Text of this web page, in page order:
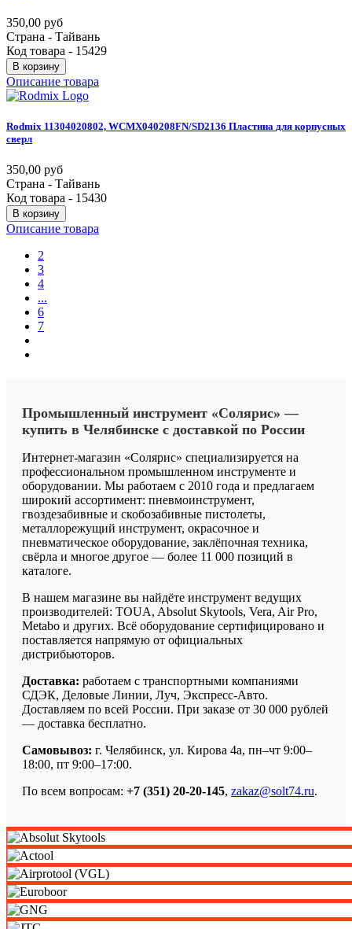
350,00 руб
Страна - Тайвань
Код товара - 15429
В корзину
Описание товара
Rodmix 11304020802, WCMX040208FN/SD2136 Пластина для корпусных
сверл
350,00 руб
Страна - Тайвань
Код товара - 15430
В корзину
Описание товара
2
3
4
...
6
7
Промышленный инструмент «Солярис» —
купить в Челябинске с доставкой по России
Интернет-магазин «Солярис» специализируется на
профессиональном промышленном инструменте и
оборудовании. Мы работаем с 2010 года и предлагаем
широкий ассортимент: пневмоинструмент,
гвоздезабивные и скобозабивные пистолеты,
металлорежущий инструмент, окрасочное и
пневматическое оборудование, заклёпочная техника,
свёрла и многое другое — более 11 000 позиций в
каталоге.
В нашем магазине вы найдёте инструмент ведущих
производителей: TOUA, Absolut Skytools, Vera, Air Pro,
Metabo и других. Всё оборудование сертифицировано и
поставляется напрямую от официальных
дистрибьюторов.
Доставка: работаем с транспортными компаниями
СДЭК, Деловые Линии, Луч, Экспресс-Авто.
Доставляем по всей России. При заказе от 30 000 рублей
— доставка бесплатно.
Самовывоз: г. Челябинск, ул. Кирова 4а, пн–чт 9:00–
18:00, пт 9:00–17:00.
По всем вопросам: +7 (351) 20-20-145, zakaz@solt74.ru.